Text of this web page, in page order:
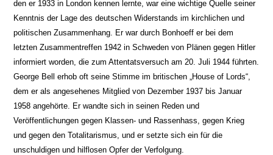
den er 1933 in London kennen lernte, war eine wichtige Quelle seiner
Kenntnis der Lage des deutschen Widerstands im kirchlichen und
politischen Zusammenhang. Er war durch Bonhoeff er bei dem
letzten Zusammentreffen 1942 in Schweden von Plänen gegen Hitler
informiert worden, die zum Attentatsversuch am 20. Juli 1944 führten.
George Bell erhob oft seine Stimme im britischen „House of Lords“,
dem er als angesehenes Mitglied von Dezember 1937 bis Januar
1958 angehörte. Er wandte sich in seinen Reden und
Veröffentlichungen gegen Klassen- und Rassenhass, gegen Krieg
und gegen den Totalitarismus, und er setzte sich ein für die
unschuldigen und hilflosen Opfer der Verfolgung.